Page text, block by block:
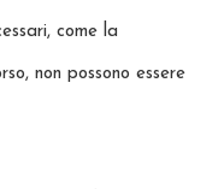
come la
non possono essere